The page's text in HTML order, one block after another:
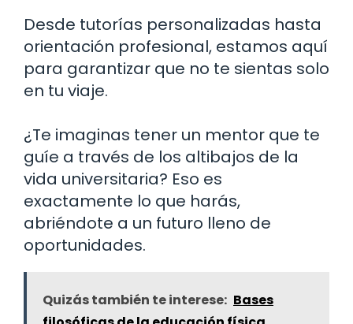
Desde tutorías personalizadas hasta
orientación profesional, estamos aquí
para garantizar que no te sientas solo
en tu viaje.
¿Te imaginas tener un mentor que te
guíe a través de los altibajos de la
vida universitaria? Eso es
exactamente lo que harás,
abriéndote a un futuro lleno de
oportunidades.
Quizás también te interese: Bases